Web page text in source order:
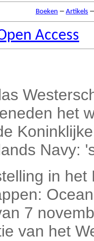
Boeken – Artikels
Access
het
Navy:
in
7
van het